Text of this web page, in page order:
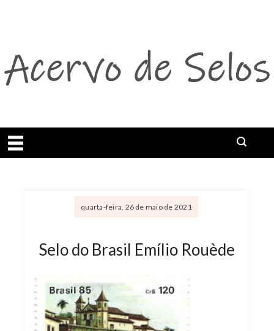
Abrir menu
quarta-feira, 26 de maio de 2021
Selo do Brasil Emílio Rouède